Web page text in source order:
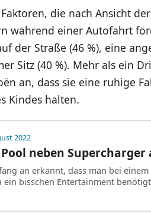
die nach Ansicht
während einer Autofahrt
der Straße (46 %), eine
Sitz (40 %). Mehr als ein
an, dass sie eine ruhige
Kindes halten.
2022
neben Supercharger
an erkannt, dass man bei
ein bisschen Entertainment